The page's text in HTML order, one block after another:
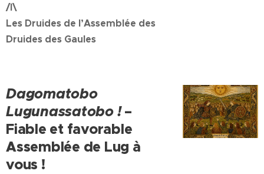
/I\
Les Druides de l’Assemblée des
Druides des Gaules
Dagomatobo
Lugunassatobo !–
Fiable et favorable
Assemblée de Lug à
vous !